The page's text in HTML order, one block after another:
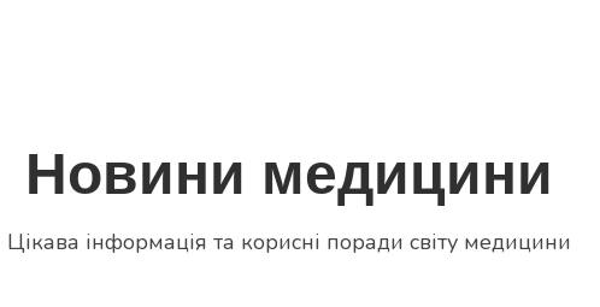
Новини медицини
Цікава інформація та корисні поради світу медицини